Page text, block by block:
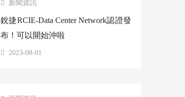
新聞資訊
銳捷RCIE-Data Center Network認證發
布！可以開始沖啦
2023-08-01